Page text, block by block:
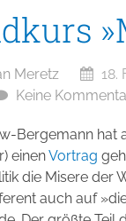
Meretz 18.
Keine
Bergemann hat
einenVortrag
die Misere der
auch auf